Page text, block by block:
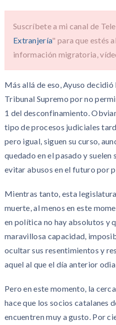
Suscríbete a mi canal de
Extranjería" para que estés
información migratoria,
Más allá de eso, Ayuso
Tribunal Supremo por no
1 del desconfinamiento.
tipo de procesos judiciales
pero igual, siguen su curso,
quedado en el pasado y
evitar abusos en el futuro por
Mientras tanto, esta
muerte, al menos en este
en política no hay absolutos y
maravillosa capacidad,
ocultar sus resentimientos y
aquel al que el día anterior
Pero en este momento, la
hace que los socios catalanes
encuentren muy a gusto. Por